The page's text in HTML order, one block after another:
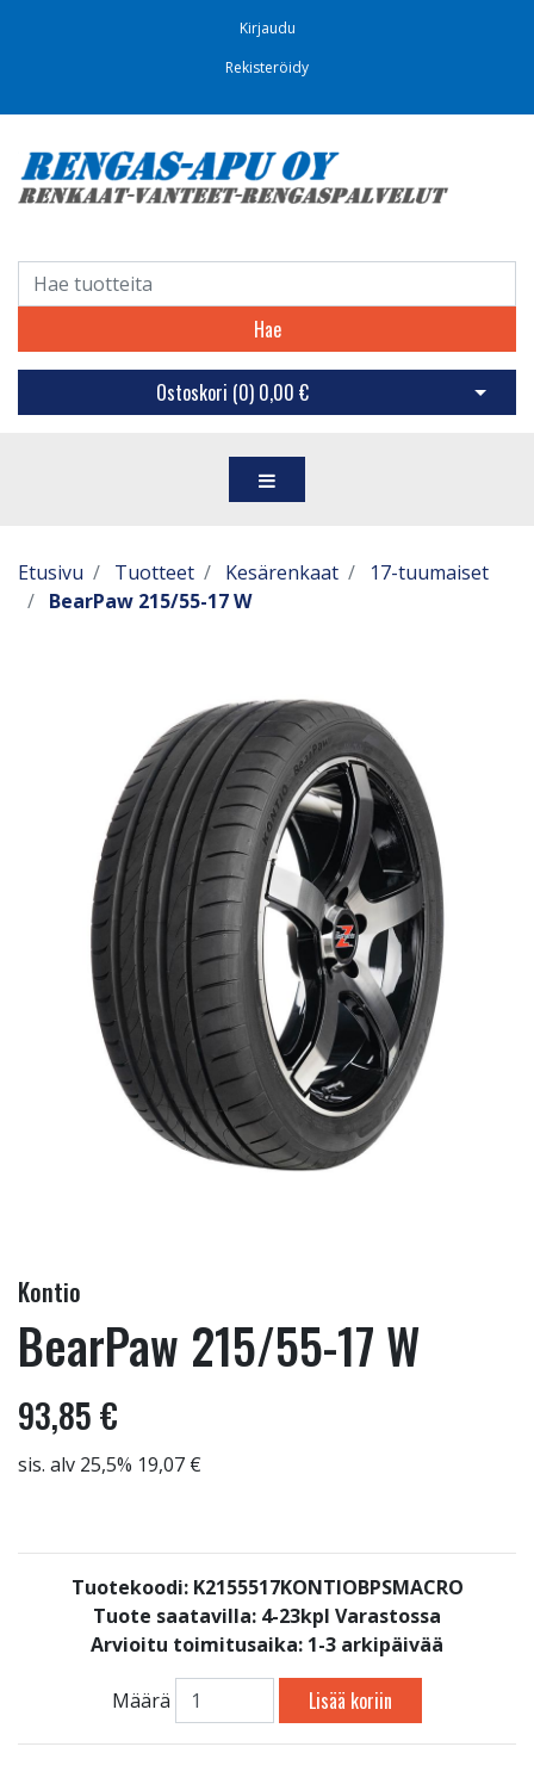
Kirjaudu
Rekisteröidy
Hae
Ostoskori (0) 0,00 € Avaa
Etusivu Tuotteet Kesärenkaat
17-tuumaiset
BearPaw 215/55-17 W
Kontio
BearPaw 215/55-17 W
93,85 €
sis. alv 25,5% 19,07 €
Tuotekoodi: K2155517KONTIOBPSMACRO
Tuote saatavilla: 4-23kpl Varastossa
Arvioitu toimitusaika: 1-3 arkipäivää
Määrä Lisää koriin